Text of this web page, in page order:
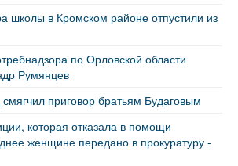
школы в Кромском районе отпустили из
по Орловской области
Румянцев
приговор братьям Будаговым
которая отказала в помощи
женщине передано в прокуратуру -